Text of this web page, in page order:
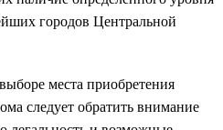
городов Центральной
места приобретения
следует обратить внимание